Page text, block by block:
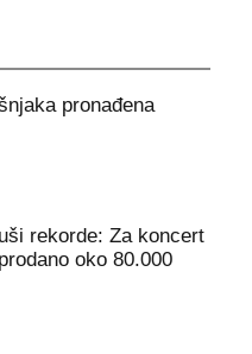
pronađena
rekorde: Za koncert
oko 80.000